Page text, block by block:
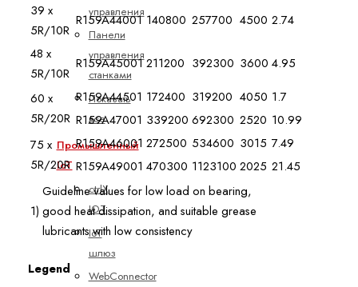
управления
Панели
управления
станками
Показать
все
Промышленный
IoT
ctrlX
IOT
IoT
шлюз
WebConnector
39 x
5R/10R
R159A44001 140800 257700 4500 2.74
48 x
5R/10R
R159A45001211200 392300 3600 4.95
60 x
5R/20R
R159A44501 172400 319200 4050 1.7
R159A47001 339200 692300 2520 10.99
75 x
5R/20R
R159A46001 272500 534600 3015 7.49
R159A49001 470300 1123100 2025 21.45
1)
Guideline values for low load on bearing,
good heat dissipation, and suitable grease
lubricants with low consistency
Legend